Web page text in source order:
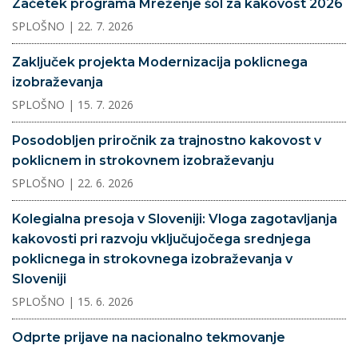
Začetek programa Mreženje šol za kakovost 2026
SPLOŠNO | 22. 7. 2026
Zaključek projekta Modernizacija poklicnega
izobraževanja
SPLOŠNO | 15. 7. 2026
Posodobljen priročnik za trajnostno kakovost v
poklicnem in strokovnem izobraževanju
SPLOŠNO | 22. 6. 2026
Kolegialna presoja v Sloveniji: Vloga zagotavljanja
kakovosti pri razvoju vključujočega srednjega
poklicnega in strokovnega izobraževanja v
Sloveniji
SPLOŠNO | 15. 6. 2026
Odprte prijave na nacionalno tekmovanje